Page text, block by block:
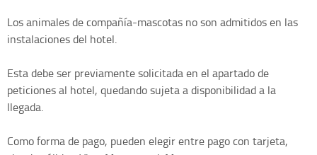
Los animales de compañía-mascotas no son admitidos en las
instalaciones del hotel.
Esta debe ser previamente solicitada en el apartado de
peticiones al hotel, quedando sujeta a disponibilidad a la
llegada.
Como forma de pago, pueden elegir entre pago con tarjeta,